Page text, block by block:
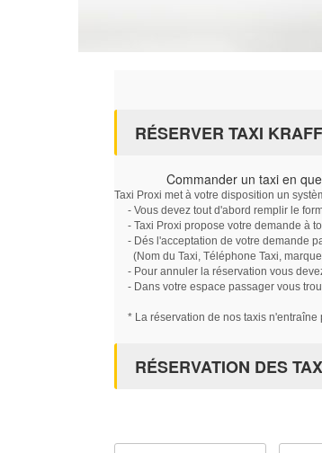
RÉSERVER TAXI
Commander un taxi en
Taxi Proxi met à votre disposition un
- Vous devez tout d'abord remplir le
- Taxi Proxi propose votre demande à
- Dés l'acceptation de votre demande
(Nom du Taxi, Téléphone Taxi,
- Pour annuler la réservation vous
- Dans votre espace passager vous
* La réservation de nos taxis n'entraîne
RÉSERVATION DES